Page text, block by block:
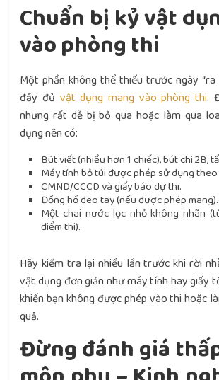
Chuẩn bị kỷ vật
vào phòng thi
Một phần không thể thiếu trước ngày “ra
đầy đủ vật dụng mang vào phòng thi.
nhưng rất dễ bị bỏ qua hoặc làm qua
dụng nên có:
Bút viết (nhiều hơn 1 chiếc), bút chì 2B,
Máy tính bỏ túi được phép sử dụng
CMND/CCCD và giấy báo dự thi.
Đồng hồ đeo tay (nếu được phép mang).
Một chai nước lọc nhỏ không nhãn
điểm thi).
Hãy kiểm tra lại nhiều lần trước khi rời
vật dụng đơn giản như máy tính hay giấy
khiến bạn không được phép vào thi hoặc
quả.
Đừng đánh giá